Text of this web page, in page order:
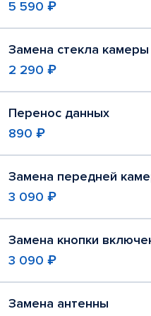
5 590 ₽
Замена стекла камеры
2 290 ₽
Перенос данных
890 ₽
Замена передней
3 090 ₽
Замена кнопки
3 090 ₽
Замена антенны